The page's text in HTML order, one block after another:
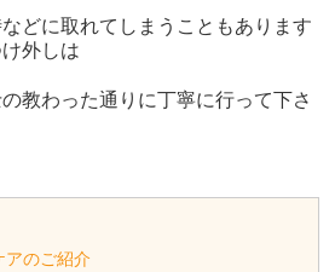
どに取れてしまうこともあります
外しは
教わった通りに丁寧に行って下さ
アのご紹介